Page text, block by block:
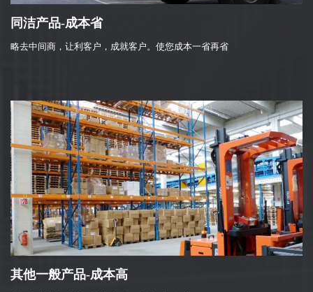
同洁产品-成本省
略去中间商，让利客户，成就客户。使您成本一省再省
其他一般产品-成本高